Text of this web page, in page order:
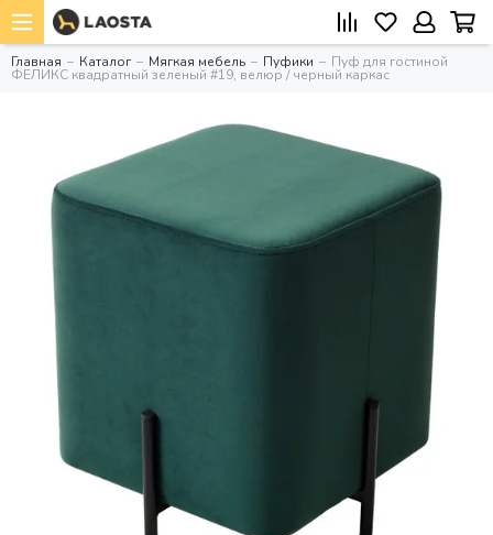
Главная Каталог Мягкая мебель Пуфики Пуф для гостиной
ФЕЛИКС квадратный зеленый #19, велюр / черный каркас